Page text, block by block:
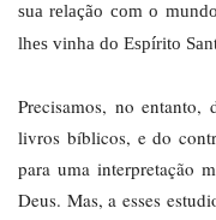
sua relação com o
lhes vinha do Espírito
Precisamos, no entanto,
livros bíblicos, e do
para uma interpretação
Deus. Mas, a esses